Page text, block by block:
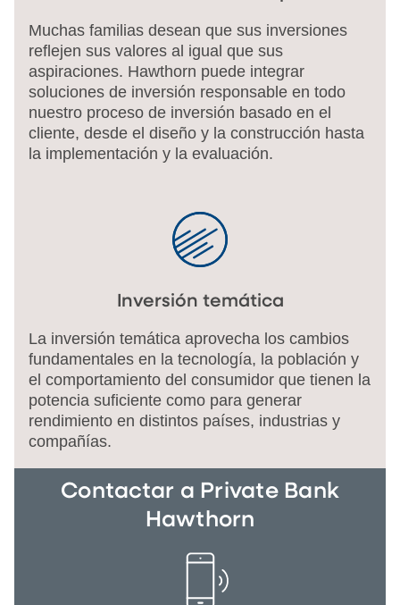
Muchas familias desean que sus inversiones
reflejen sus valores al igual que sus
aspiraciones. Hawthorn puede integrar
soluciones de inversión responsable en todo
nuestro proceso de inversión basado en el
cliente, desde el diseño y la construcción hasta
la implementación y la evaluación.
Inversión temática
La inversión temática aprovecha los cambios
fundamentales en la tecnología, la población y
el comportamiento del consumidor que tienen la
potencia suficiente como para generar
rendimiento en distintos países, industrias y
compañías.
Contactar a Private Bank
Hawthorn